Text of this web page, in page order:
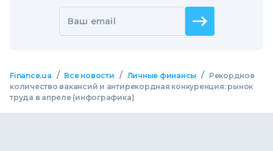
Ваш email
Finance.ua / Все новости / Личные финансы /
Рекордное
количество вакансий и антирекордная конкуренция: рынок
труда в апреле (инфографика)